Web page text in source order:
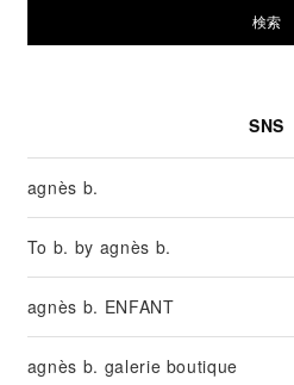
検索
SNS
agnès b.
To b. by agnès b.
agnès b. ENFANT
agnès b. galerie boutique